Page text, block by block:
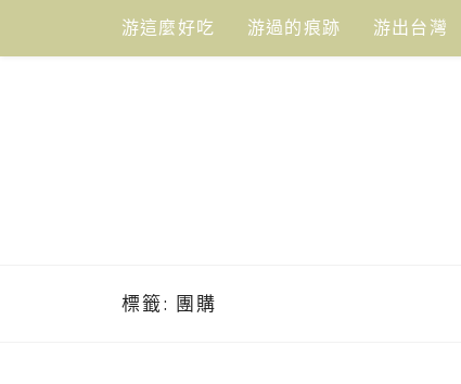
content
游這麼好吃 游過的痕跡 游出台灣
標籤: 團購